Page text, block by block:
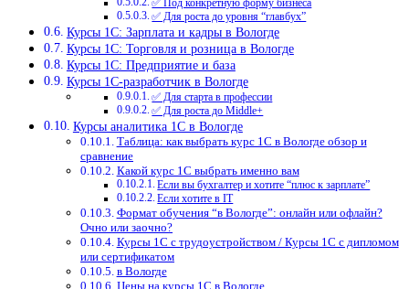
✅ Под конкретную форму бизнеса
✅ Для роста до уровня “главбух”
Курсы 1С: Зарплата и кадры в Вологде
Курсы 1С: Торговля и розница в Вологде
Курсы 1С: Предприятие и база
Курсы 1С-разработчик в Вологде
✅ Для старта в профессии
✅ Для роста до Middle+
Курсы аналитика 1С в Вологде
Таблица: как выбрать курс 1С в Вологде обзор и
сравнение
Какой курс 1С выбрать именно вам
Если вы бухгалтер и хотите “плюс к зарплате”
Если хотите в IT
Формат обучения “в Вологде”: онлайн или офлайн?
Очно или заочно?
Курсы 1С с трудоустройством / Курсы 1С с дипломом
или сертификатом
в Вологде
Цены на курсы 1С в Вологде